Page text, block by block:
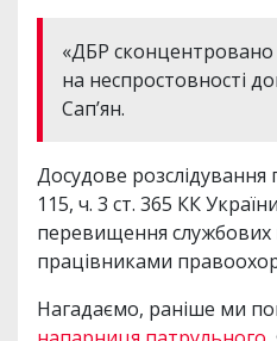
«ДБР сконцентровано
на неспростовності
Сап’ян.
Досудове розслідування
115, ч. 3 ст. 365 КК
перевищення
працівниками
Нагадаємо, раніше ми